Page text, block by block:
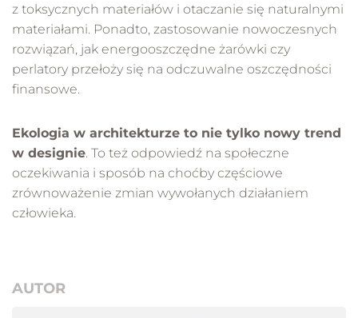
z toksycznych materiałów i otaczanie się naturalnymi
materiałami. Ponadto, zastosowanie nowoczesnych
rozwiązań, jak energooszczędne żarówki czy
perlatory przełoży się na odczuwalne oszczędności
finansowe.
Ekologia w architekturze to nie tylko nowy trend
w designie. To też odpowiedź na społeczne
oczekiwania i sposób na choćby częściowe
zrównoważenie zmian wywołanych działaniem
człowieka.
AUTOR